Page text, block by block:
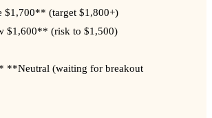
(target $1,800+)
$1,600** (risk to $1,500)
**Neutral (waiting for breakout